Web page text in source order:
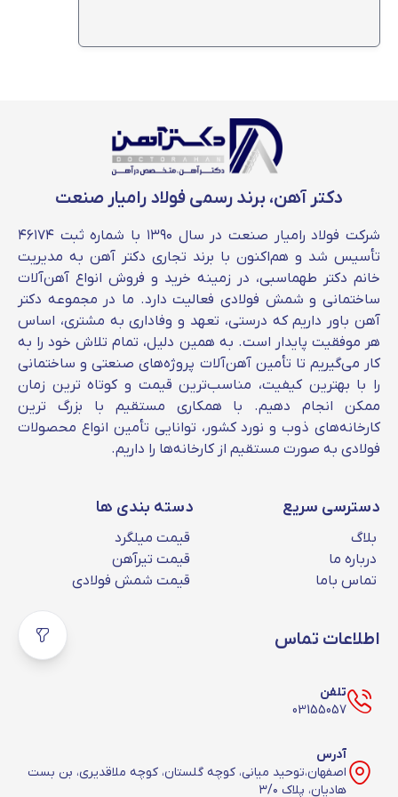
مواد اولیه با کیفیتی در تولید محصولات استفاده می
کنند. هر چه ورق به کار رفته در تولید این محصول با
کیفیت تر باشد، قیمت آن نیز بیشتر خواهد شد.
هزینه حمل و نقل، وضعیت عرضه و تقاضا، قیمت
مواد اولیه و … نیز بر قیمت امروز پروفیل درب و
پنجره تاثیر خواهد گذاشت.
خرید پروفیل درب و پنجره
و پنجره بر اساس نوع ورق و ضخامتی که دارند،
کاربردشان نیز تفاوت خواهد کرد. به همین دلیل در
زمان خرید پروفیل درب و پنجره باید به این نکات
توجه کنید. شما می توانید برای خرید پروفیل درب و
پنجره با کارشناسان ما در بخش مقاطع فولادی
با شماره 03155057 تماس گرفته و مشاوره
رایگان دریافت کنید.
دکتر آهن، برند رسمی فولاد رامیار صنعت
شرکت فولاد رامیار صنعت در سال ۱۳۹۰ با شماره ثبت ۴۶۱۷۴
تأسیس شد و هم‌اکنون با برند تجاری دکتر آهن به مدیریت
خانم دکتر طهماسبی، در زمینه خرید و فروش انواع آهن‌آلات
ساختمانی و شمش فولادی فعالیت دارد. ما در مجموعه دکتر
آهن باور داریم که درستی، تعهد و وفاداری به مشتری، اساس
هر موفقیت پایدار است. به همین دلیل، تمام تلاش خود را به
کار می‌گیریم تا تأمین آهن‌آلات پروژه‌های صنعتی و ساختمانی
را با بهترین کیفیت، مناسب‌ترین قیمت و کوتاه‌ ترین زمان
ممکن انجام دهیم. با همکاری مستقیم با بزرگ‌ ترین
کارخانه‌های ذوب و نورد کشور، توانایی تأمین انواع محصولات
فولادی به‌ صورت مستقیم از کارخانه‌ها را داریم.
دسترسی سریع
بلاگ
درباره ما
تماس باما
دسته بندی ها
قیمت میلگرد
قیمت تیرآهن
قیمت شمش فولادی
اطلاعات تماس
تلفن
03155057
آدرس
اصفهان،توحید میانی، کوچه گلستان، کوچه ملاقدیری، بن بست
هادیان، پلاک ۳/۰